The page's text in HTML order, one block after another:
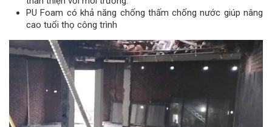
PU Foam có khả năng chống thấm chống nước giúp nâng
cao tuổi thọ công trình